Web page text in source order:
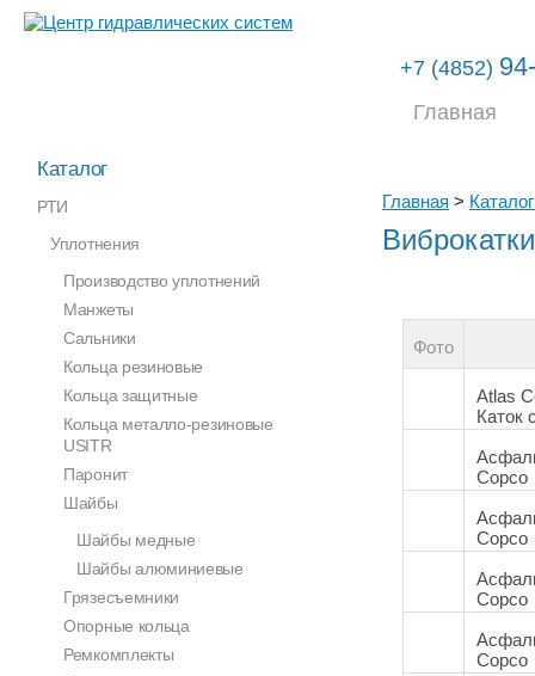
+7 (4852)
Главная
Главная >
Виброкатки
Фото
Atlas
Каток
Copco
Copco
Copco
Copco
Каталог
РТИ
Уплотнения
Производство уплотнений
Манжеты
Сальники
Кольца резиновые
Кольца защитные
Кольца металло-резиновые
USITR
Паронит
Шайбы
Шайбы медные
Шайбы алюминиевые
Грязесъемники
Опорные кольца
Ремкомплекты